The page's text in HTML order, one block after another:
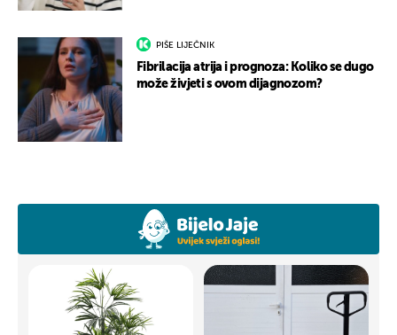
PIŠE LIJEČNIK
Fibrilacija atrija i prognoza: Koliko se dugo
može živjeti s ovom dijagnozom?